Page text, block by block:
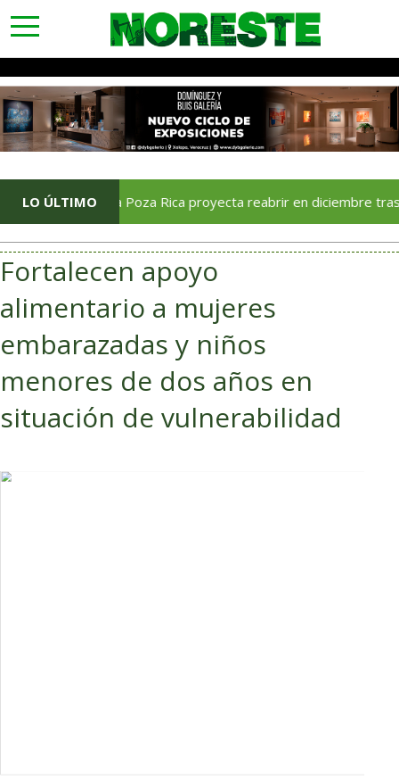
toggle
navigation
LO ÚLTIMO
Soriana Poza Rica proyecta reabrir en diciembre tras avance
Fortalecen apoyo
alimentario a mujeres
embarazadas y niños
menores de dos años en
situación de vulnerabilidad